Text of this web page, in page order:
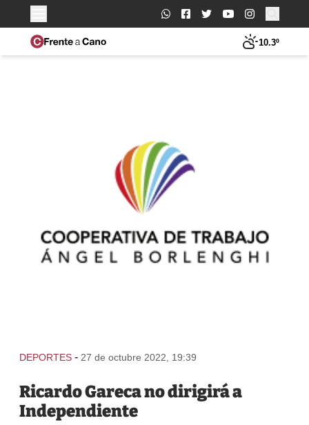
Buscar:
10.3º
DEPORTES - 27 de octubre 2022, 19:39
Ricardo Gareca no dirigirá a
Independiente